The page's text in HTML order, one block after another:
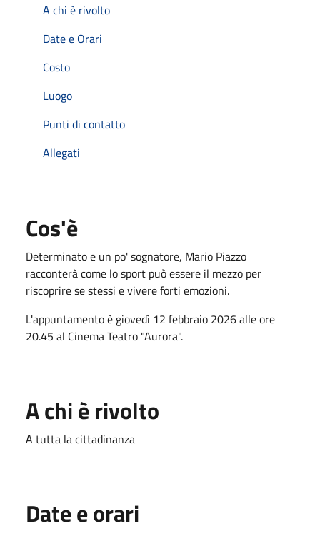
A chi è rivolto
Date e Orari
Costo
Luogo
Punti di contatto
Allegati
Cos'è
Determinato e un po' sognatore, Mario Piazzo
racconterà come lo sport può essere il mezzo per
riscoprire se stessi e vivere forti emozioni.
L'appuntamento è giovedì 12 febbraio 2026 alle ore
20.45 al Cinema Teatro "Aurora".
A chi è rivolto
A tutta la cittadinanza
Date e orari